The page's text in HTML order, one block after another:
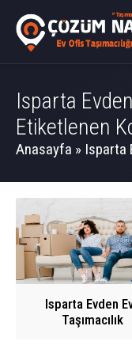
Isparta
Etiketlenen
Anasayfa » Isparta
Isparta Evden
Taşımacılık